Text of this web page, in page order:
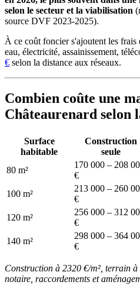
selon le secteur et la viabilisation
source DVF 2023-2025).
À ce coût foncier s'ajoutent les
eau, électricité, assainissement,
€ selon la distance aux réseaux.
Combien coûte une
Châteaurenard selon
Surface
habitable
Construction
seule
80 m²
170 000 – 208
€
100 m²
213 000 – 260
€
120 m²
256 000 – 312
€
140 m²
298 000 – 364
€
Construction à 2320 €/m², terrain
notaire, raccordements et